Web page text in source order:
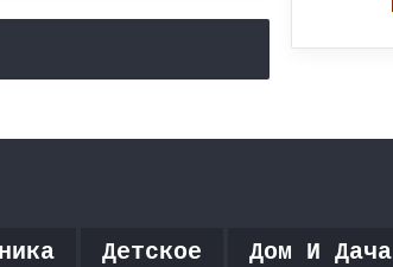
Детское Дом И Дача